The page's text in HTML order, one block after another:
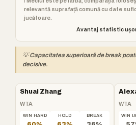
relevantă suprafață comună cu date
jucătoare.
Avantaj statistic
💡 Capacitatea superioară de break
decisive.
Shuai Zhang
WTA
WIN HARD HOLD BREAK
WTA
WIN